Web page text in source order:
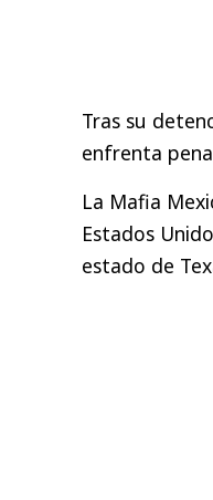
Tras su
enfrenta
La Mafia
Estados
estado de